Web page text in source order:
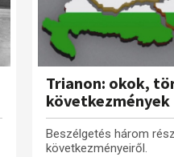
Trianon: okok,
következmények
Beszélgetés három
következményeiről.